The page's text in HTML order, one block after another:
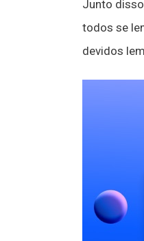
Junto
todos se
devidos